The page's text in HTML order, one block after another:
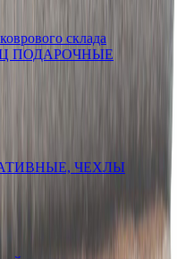
склада
ПОДАРОЧНЫЕ
ЧЕХЛЫ